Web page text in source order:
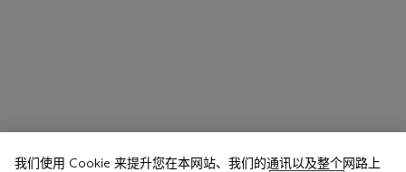
我们使用 Cookie 来提升您在本网站、我们的通讯以及整个网路上